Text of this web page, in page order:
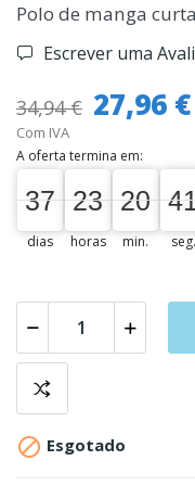
Polo de manga
Escrever uma
34,94 € 27,96 €
Com IVA
A oferta termina em:
37
37
00
dias
23
23
00
horas
20
20
00
min. seg.
 Esgotado